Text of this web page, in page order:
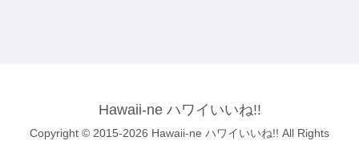
Hawaii-ne ハワイいいね!!
Copyright © 2015-2026 Hawaii-ne ハワイいいね!! All Rights